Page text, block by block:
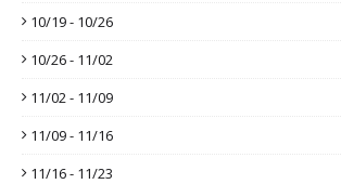
10/19 - 10/26
10/26 - 11/02
11/02 - 11/09
11/09 - 11/16
11/16 - 11/23